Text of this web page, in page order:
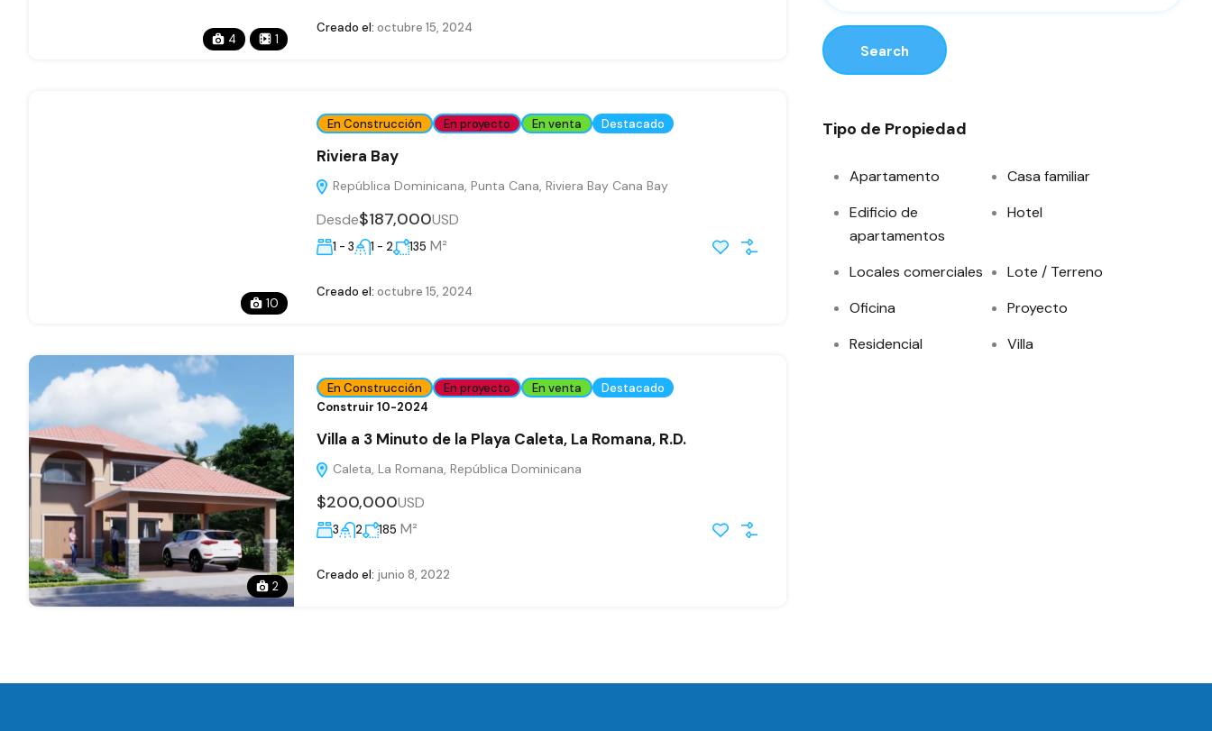
4 1
Creado el: octubre 15, 2024
10
En Construcción En proyecto En venta Destacado
Riviera Bay
República Dominicana, Punta Cana, Riviera Bay Cana Bay
Desde$187,000USD
1 - 3 1 - 2 135 M²
Creado el: octubre 15, 2024
2
En Construcción En proyecto En venta
Destacado
Construir 10-2024
Villa a 3 Minuto de la Playa Caleta, La Romana, R.D.
Caleta, La Romana, República Dominicana
$200,000USD
3 2 185 M²
Creado el: junio 8, 2022
Search
Tipo de Propiedad
Apartamento
Casa familiar
Edificio de
apartamentos
Hotel
Locales comerciales
Lote / Terreno
Oficina
Proyecto
Residencial
Villa